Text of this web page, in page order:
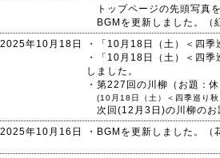
トップページの先頭写真を
BGMを更新しました。（
2025年10月18日
・「10月18日（土）＜四
・「10月18日（土）＜四
しました。
・第227回の川柳（お題：
(10月18日（土）＜四季巡り
次回(12月3日)の川柳のお
2025年10月16日
・BGMを更新しました。（